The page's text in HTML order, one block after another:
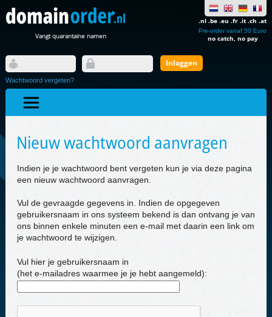
Vangt quarantaine namen
.nl .be .eu .fr .it .ch .at
Pre-order vanaf 50 Euro
no catch, no pay
Wachtwoord vergeten?
Nieuw wachtwoord aanvragen
Indien je je wachtwoord bent vergeten kun je via deze pagina
een nieuw wachtwoord aanvragen.
Vul de gevraagde gegevens in. Indien de opgegeven
gebruikersnaam in ons systeem bekend is dan ontvang je van
ons binnen enkele minuten een e-mail met daarin een link om
je wachtwoord te wijzigen.
Vul hier je gebruikersnaam in
(het e-mailadres waarmee je je hebt aangemeld):